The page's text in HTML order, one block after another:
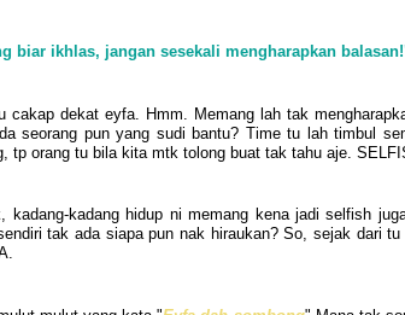
biar ikhlas, jangan sesekali mengharapkan
cakap dekat eyfa. Hmm. Memang lah tak
seorang pun yang sudi bantu? Time tu lah timbul
tp orang tu bila kita mtk tolong buat tak tahu aje.
kadang-kadang hidup ni memang kena jadi selfish
tak ada siapa pun nak hiraukan? So, sejak dari